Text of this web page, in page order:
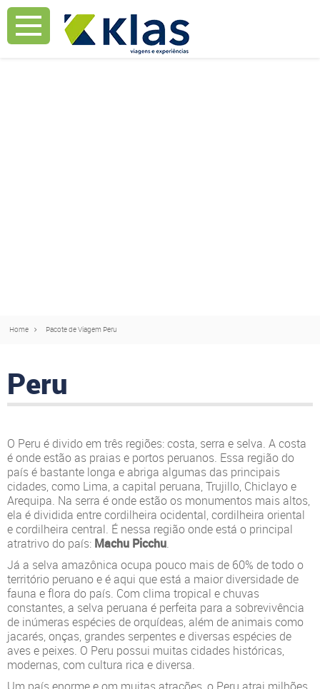
Mostrar Aviso
Home Pacote de Viagem Peru
Peru
O Peru é divido em três regiões: costa, serra e selva. A costa
é onde estão as praias e portos peruanos. Essa região do
país é bastante longa e abriga algumas das principais
cidades, como Lima, a capital peruana, Trujillo, Chiclayo e
Arequipa. Na serra é onde estão os monumentos mais altos,
ela é dividida entre cordilheira ocidental, cordilheira oriental
e cordilheira central. É nessa região onde está o principal
atratrivo do país: Machu Picchu.
Já a selva amazônica ocupa pouco mais de 60% de todo o
território peruano e é aqui que está a maior diversidade de
fauna e flora do país. Com clima tropical e chuvas
constantes, a selva peruana é perfeita para a sobrevivência
de inúmeras espécies de orquídeas, além de animais como
jacarés, onças, grandes serpentes e diversas espécies de
aves e peixes. O Peru possui muitas cidades históricas,
modernas, com cultura rica e diversa.